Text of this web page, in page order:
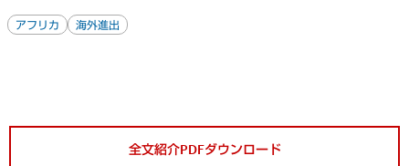
アフリカ 海外進出
全文紹介PDFダウンロード